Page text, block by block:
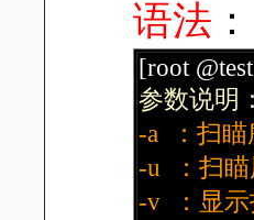
语法 ：
[root
参数说明：
-a ：扫瞄
-u ：扫瞄
-v ：显示